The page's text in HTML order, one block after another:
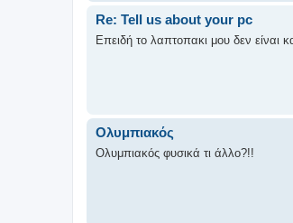
Re: Tell us about your pc
Επειδή το λαπτοπακι μου δεν είναι
Ολυμπιακός
Ολυμπιακός φυσικά τι άλλο?!!